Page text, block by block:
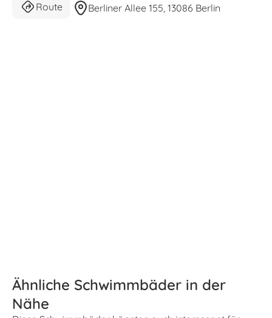
Route Berliner Allee 155, 13086 Berlin
Ähnliche Schwimmbäder in der
Nähe